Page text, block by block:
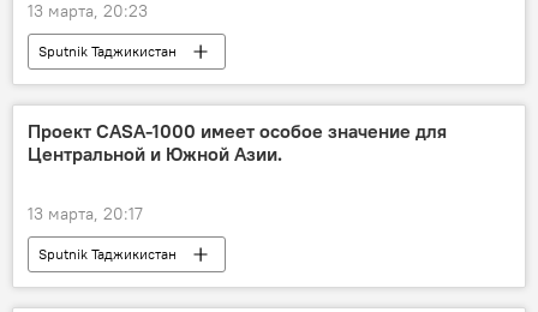
13 марта, 20:23
Sputnik Таджикистан
Проект CASA-1000 имеет особое значение для
Центральной и Южной Азии.
13 марта, 20:17
Sputnik Таджикистан